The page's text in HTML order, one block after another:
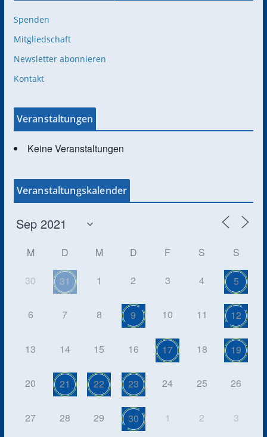
Spenden
Mitgliedschaft
Newsletter abonnieren
Kontakt
Veranstaltungen
Keine Veranstaltungen
Veranstaltungskalender
M D M D F S S
30 31 1 2 3 4 5
6 7 8 9 10 11 12
13 14 15 16 17 18 19
20 21 22 23 24 25 26
27 28 29 30 1 2 3